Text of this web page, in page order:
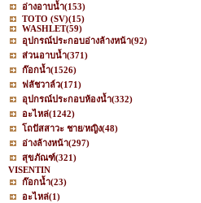
อ่างอาบน้ำ(153)
TOTO (SV)(15)
WASHLET(59)
อุปกรณ์ประกอบอ่างล้างหน้า(92)
ส่วนอาบน้ำ(371)
ก๊อกน้ำ(1526)
ฟลัชวาล์ว(171)
อุปกรณ์ประกอบห้องน้ำ(332)
อะไหล่(1242)
โถปัสสาวะ ชาย/หญิง(48)
อ่างล้างหน้า(297)
สุขภัณฑ์(321)
VISENTIN
ก๊อกน้ำ(23)
อะไหล่(1)